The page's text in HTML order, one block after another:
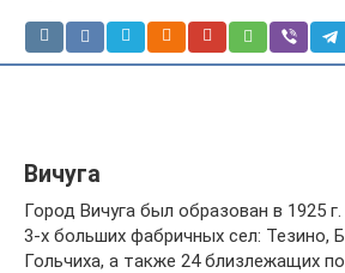
Вичуга
Город Вичуга был образован в 1925
3-х больших фабричных сел: Тезино,
Гольчиха, а также 24 близлежащих